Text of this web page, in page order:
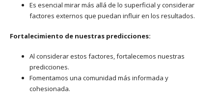
Es esencial mirar más allá de lo superficial y considerar
factores externos que puedan influir en los resultados.
Fortalecimiento de nuestras predicciones:
Al considerar estos factores, fortalecemos nuestras
predicciones.
Fomentamos una comunidad más informada y
cohesionada.